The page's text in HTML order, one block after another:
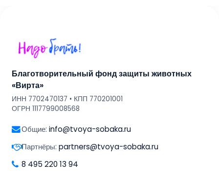
Благотворительный фонд защиты животных
«Вирта»
ИНН 7702470137 • КПП 770201001
ОГРН 1117799008568
Общие: info@tvoya-sobaka.ru
Партнёры: partners@tvoya-sobaka.ru
8 495 220 13 94